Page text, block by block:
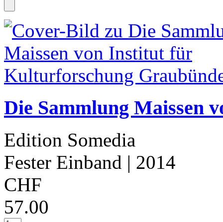
Die Sammlung Maissen
Edition Somedia
Fester Einband | 2014
CHF
57.00